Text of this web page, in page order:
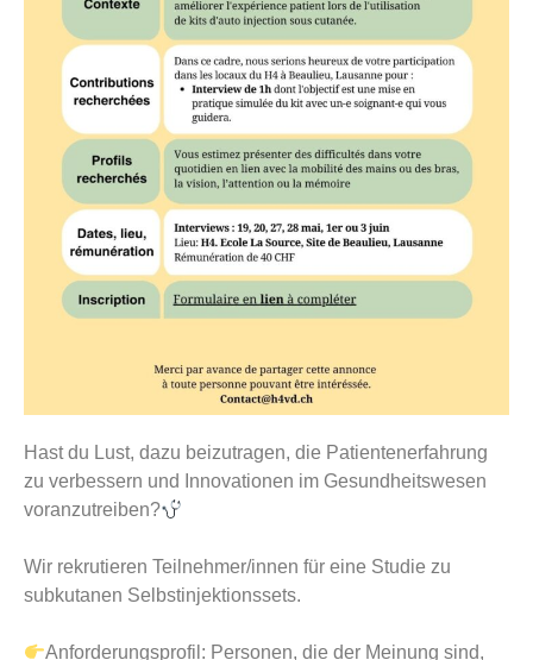
Hast du Lust, dazu beizutragen, die Patientenerfahrung
zu verbessern und Innovationen im Gesundheitswesen
voranzutreiben?
Wir rekrutieren Teilnehmer/innen für eine Studie zu
subkutanen Selbstinjektionssets.
Anforderungsprofil: Personen, die der Meinung sind,